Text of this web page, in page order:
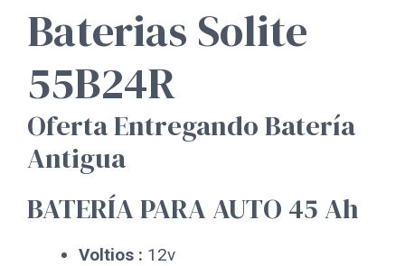
Baterias Solite
55B24R
Oferta Entregando Batería
Antigua
BATERÍA PARA AUTO 45 Ah
Voltios : 12v